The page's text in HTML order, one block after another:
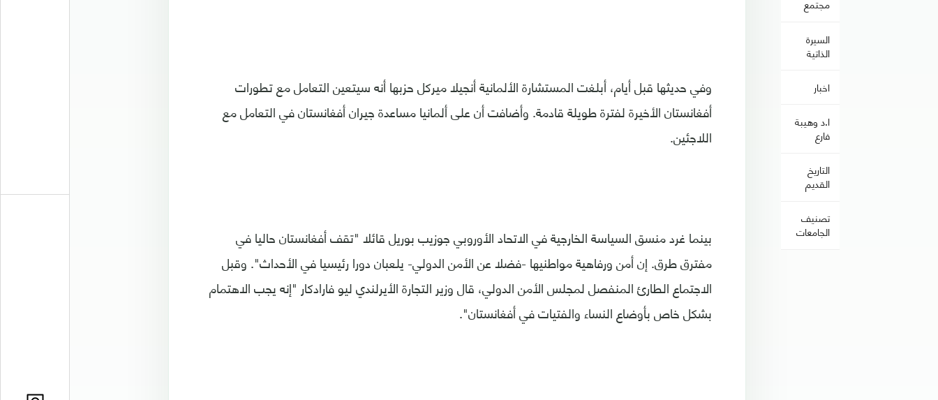
مجتمع
السيرة
الذاتية
اخبار
ا.د وهيبة
فارع
التاريخ
القديم
تصنيف
الجامعات
وفي حديثها قبل أيام، أبلغت المستشارة الألمانية أنجيلا ميركل حزبها أنه سيتعين التعامل مع تطورات
أفغانستان الأخيرة لفترة طويلة قادمة. وأضافت أن على ألمانيا مساعدة جيران أفغانستان في التعامل مع
اللاجئين.
بينما غرد منسق السياسة الخارجية في الاتحاد الأوروبي جوزيب بوريل قائلا "تقف أفغانستان حاليا في
مفترق طرق. إن أمن ورفاهية مواطنيها -فضلا عن الأمن الدولي- يلعبان دورا رئيسيا في الأحداث". وقبل
الاجتماع الطارئ المنفصل لمجلس الأمن الدولي، قال وزير التجارة الأيرلندي ليو فارادكار "إنه يجب الاهتمام
بشكل خاص بأوضاع النساء والفتيات في أفغانستان".